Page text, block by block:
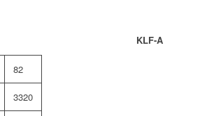
82
3320
KLF-A